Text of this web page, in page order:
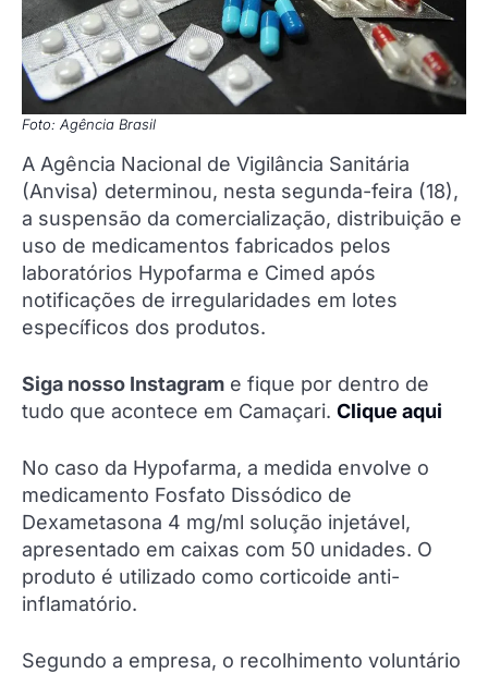
Foto: Agência Brasil
A Agência Nacional de Vigilância Sanitária
(Anvisa) determinou, nesta segunda-feira (18),
a suspensão da comercialização, distribuição e
uso de medicamentos fabricados pelos
laboratórios Hypofarma e Cimed após
notificações de irregularidades em lotes
específicos dos produtos.
Siga nosso Instagram e fique por dentro de
tudo que acontece em Camaçari. Clique aqui
No caso da Hypofarma, a medida envolve o
medicamento Fosfato Dissódico de
Dexametasona 4 mg/ml solução injetável,
apresentado em caixas com 50 unidades. O
produto é utilizado como corticoide anti-
inflamatório.
Segundo a empresa, o recolhimento voluntário